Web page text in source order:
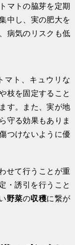
マトの脇芽を定期
中し、実の肥大を
病気のリスクも低
マト、キュウリな
枝を固定すること
す。また、実が地
守る効果もありま
つけないように優
せて行うことが重
・誘引を行うこと
野菜の収穫に繋が